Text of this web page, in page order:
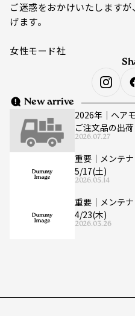
ご迷惑をおかけいたします
げます。
女性モード社
New arrive
2026年｜ヘア
ご注文品の出
2026.07.27
重要｜メンテ
5/17(土)
2026.05.14
重要｜メンテ
4/23(木)
2026.03.26